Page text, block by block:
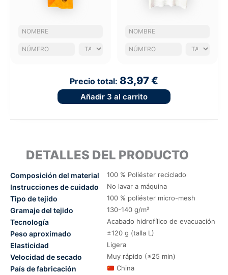
Precio total: 83,97 €
Añadir 3 al carrito
DETALLES DEL PRODUCTO
Composición del material 100 % Poliéster reciclado
Instrucciones de cuidado No lavar a máquina
Tipo de tejido 100 % poliéster micro-mesh
Gramaje del tejido 130-140 g/m²
Tecnología Acabado hidrofílico de evacuación
Peso aproximado ±120 g (talla L)
Elasticidad Ligera
Velocidad de secado Muy rápido (≤25 min)
País de fabricación China